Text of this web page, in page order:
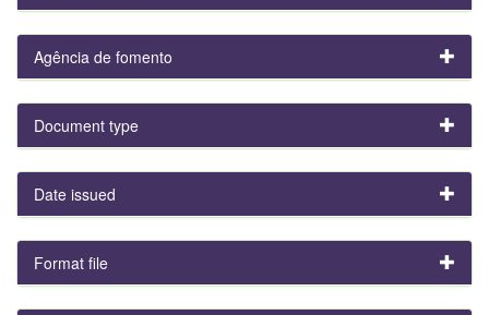
Agência de fomento
Document type
Date issued
Format file